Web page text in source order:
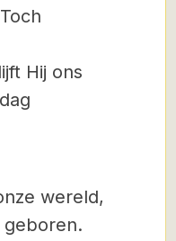
Hij ons
wereld,
geboren.